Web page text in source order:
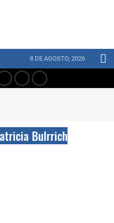
8 DE AGOSTO, 2026
Bulrrich